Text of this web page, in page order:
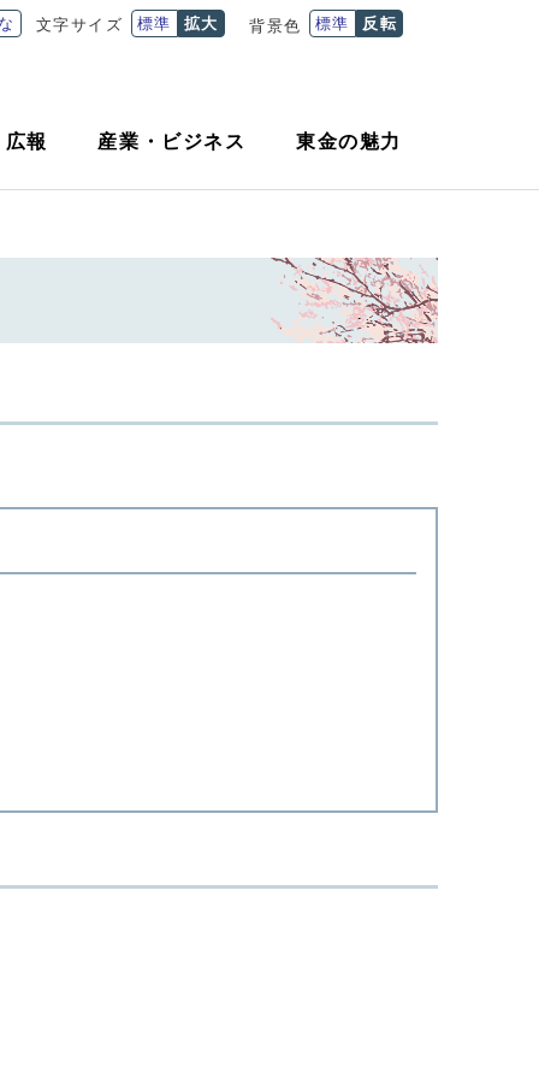
文字サイズ 標準 拡大 背景色 標準 反転
広報 産業 ・ ビジネス 東金の魅力